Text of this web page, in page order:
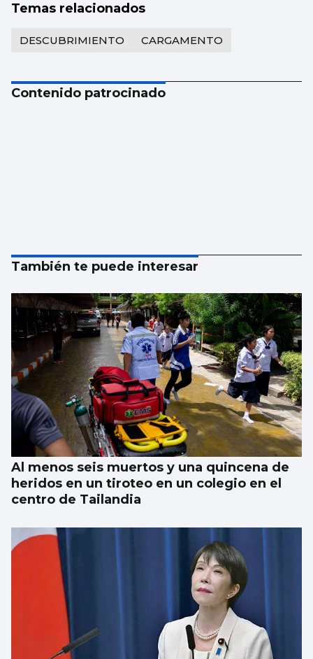
Temas relacionados
DESCUBRIMIENTO CARGAMENTO
Contenido patrocinado
También te puede interesar
Al menos seis muertos y una quincena de
heridos en un tiroteo en un colegio en el
centro de Tailandia